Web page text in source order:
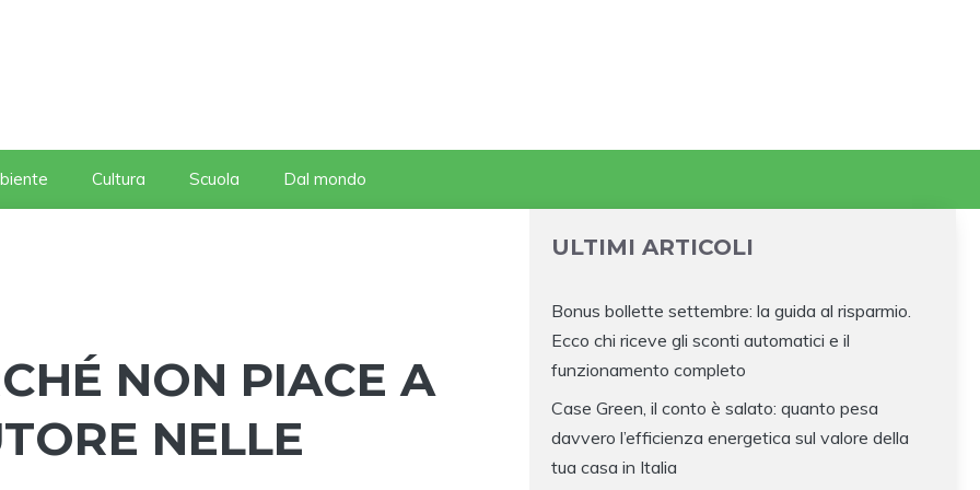
Cultura Scuola Dal mondo
NON PIACE A
NELLE
ULTIMI ARTICOLI
Bonus bollette settembre: la guida al risparmio.
Ecco chi riceve gli sconti automatici e il
funzionamento completo
Case Green, il conto è salato: quanto pesa
davvero l’efficienza energetica sul valore della
tua casa in Italia